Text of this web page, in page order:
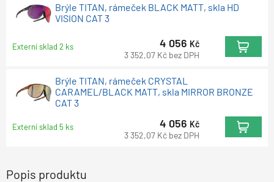
Brýle TITAN, rámeček BLACK MATT, skla HD
VISION CAT 3
Externí sklad 2 ks 4 056 Kč
3 352,07 Kč bez DPH
Brýle TITAN, rámeček CRYSTAL
CARAMEL/BLACK MATT, skla MIRROR BRONZE
CAT 3
Externí sklad 5 ks 4 056 Kč
3 352,07 Kč bez DPH
Popis produktu